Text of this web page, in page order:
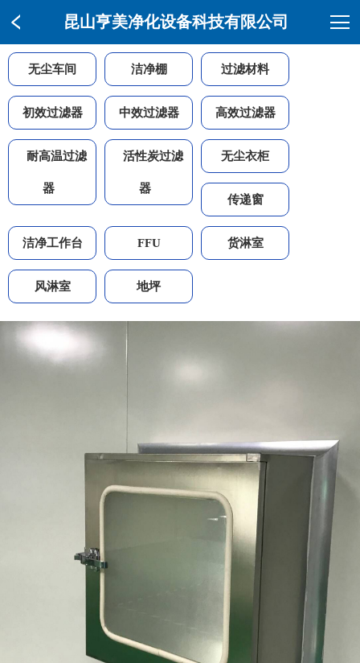
昆山亨美净化设备科技有限公司
无尘车间 洁净棚 过滤材料
初效过滤器 中效过滤器 高效过滤器
耐高温过滤
器
活性炭过滤
器
无尘衣柜
传递窗
洁净工作台 FFU 货淋室
风淋室 地坪